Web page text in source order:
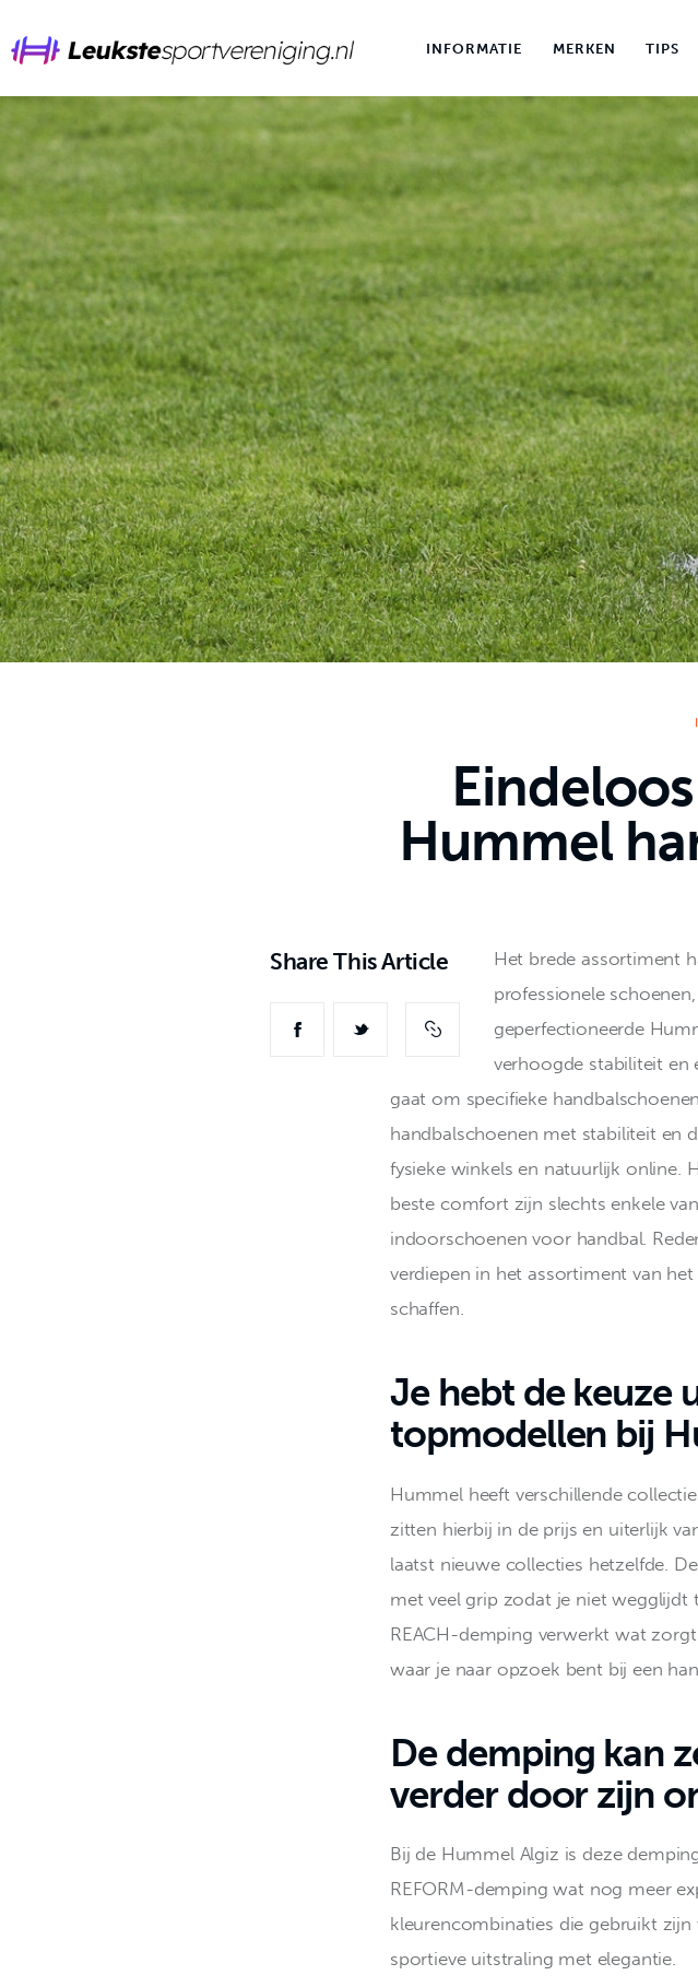
INFORMATIE MERKEN TIPS
MERKEN
Tips
Sporten
Wintersport
Overig
Contact
Hummel
Share This Article
Het brede assortiment
professionele
geperfectioneerde
verhoogde stabiliteit en
gaat om specifieke
handbalschoenen met stabiliteit en
fysieke winkels en natuurlijk online.
beste comfort zijn slechts enkele
indoorschoenen voor handbal.
verdiepen in het assortiment van
schaffen.
Je hebt de keuze
topmodellen bij
Hummel heeft verschillende
zitten hierbij in de prijs en uiterlijk
laatst nieuwe collecties hetzelfde.
met veel grip zodat je niet wegglijdt
REACH-demping verwerkt wat
waar je naar opzoek bent bij een
De demping kan
verder door zijn
Bij de Hummel Algiz is deze
REFORM-demping wat nog meer
kleurencombinaties die gebruikt
sportieve uitstraling met elegantie.